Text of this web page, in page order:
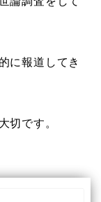
に報道してき
切です。